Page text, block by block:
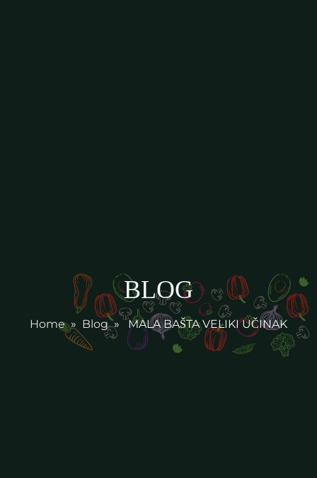
BLOG
Home» Blog» MALA BAŠTA VELIKI UČINAK